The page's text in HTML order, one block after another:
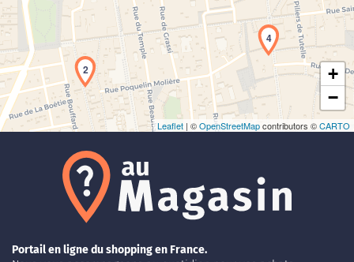
2
4
+
−
Leaflet | ©OpenStreetMapcontributors ©CARTO
Portail en ligne du shopping en France.